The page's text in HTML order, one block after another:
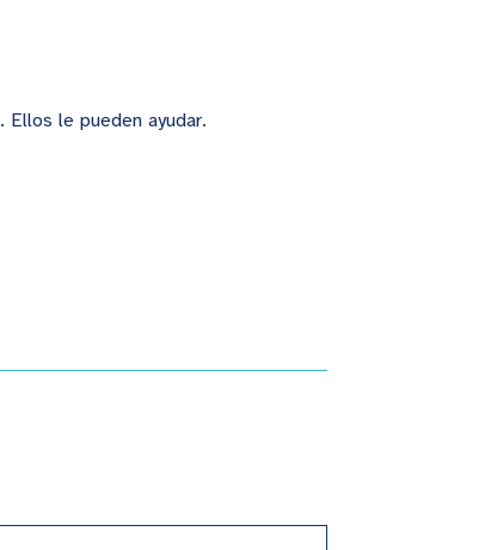
. Ellos le pueden ayudar.